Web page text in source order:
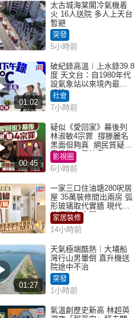
太古城海棠閣冷氣機着
火 16人送院 多人上天台
暫避
突發
5小時前
01:02
破紀錄高溫︱上水錄39.8
度 天文台：自1980年代
設氣象站以來境內最高
紀錄
社會
7小時前
00:45
疑似《愛回家》幕後列
林淑敏4宗罪 撐滕麗名
黑面但夠真 網民質疑：
真係咁一早被雪
影視圈
6小時前
一家三口住油塘280呎居
屋 35萬裝修間出兩房 弧
形玻璃取代實牆 現代神
枱櫃融入玄關
家居裝修
14小時前
01:27
天氣極端酷熱︱大埔船
灣行山男暈倒 直升機送
院途中不治
突發
1小時前
氣溫創歷史新高 林超英